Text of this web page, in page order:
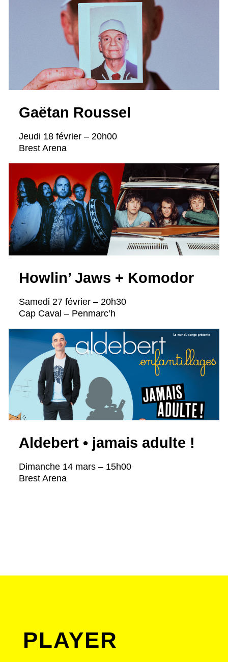
Gaëtan Roussel
Jeudi 18 février – 20h00
Brest Arena
Howlin’ Jaws + Komodor
Samedi 27 février – 20h30
Cap Caval – Penmarc’h
Aldebert • jamais adulte !
Dimanche 14 mars – 15h00
Brest Arena
PLAYER